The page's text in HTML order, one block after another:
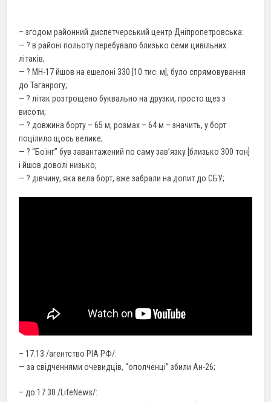
– згодом районний диспетчерський центр Дніпропетровська:
— ? в районі польоту перебувало близько семи цивільних
літаків;
— ? МН-17 йшов на ешелоні 330 [10 тис. м], було спрямовування
до Таганрогу;
— ? літак розтрощено буквально на друзки, просто щез з
висоти;
— ? довжина борту – 65 м, розмах – 64 м – значить, у борт
поцілило щось велике;
— ? “Боїнг” був завантажений по саму зав’язку [близько 300 тон]
і йшов доволі низько;
— ? дівчину, яка вела борт, вже забрали на допит до СБУ;
– 17.13 /агентство РІА РФ/:
— за свідченнями очевидців, “ополченці” збили Ан-26;
– до 17.30 /LifeNews/: